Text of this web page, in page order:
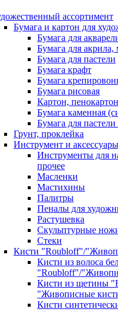
ассортимент
Бумага и картон для
Бумага для
Бумага для акрила,
Бумага для пастели
Бумага крафт
Бумага
Бумага рисовая
Картон, пенокартон
Бумага каменная
Бумага для
Грунт, проклейка
Инструмент и
Инструменты для
прочее
Масленки
Мастихины
Палитры
Пеналы для
Растушевка
Скульптурные
Стеки
Кисти "Roubloff"/
Кисти из волоса
"Roubloff"/
Кисти из щетины
"Живописные
Кисти